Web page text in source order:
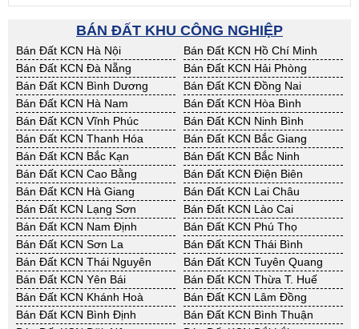
BÁN ĐẤT KHU CÔNG NGHIỆP
Bán Đất KCN Hà Nội
Bán Đất KCN Hồ Chí Minh
Bán Đất KCN Đà Nẵng
Bán Đất KCN Hải Phòng
Bán Đất KCN Bình Dương
Bán Đất KCN Đồng Nai
Bán Đất KCN Hà Nam
Bán Đất KCN Hòa Bình
Bán Đất KCN Vĩnh Phúc
Bán Đất KCN Ninh Bình
Bán Đất KCN Thanh Hóa
Bán Đất KCN Bắc Giang
Bán Đất KCN Bắc Kạn
Bán Đất KCN Bắc Ninh
Bán Đất KCN Cao Bằng
Bán Đất KCN Điện Biên
Bán Đất KCN Hà Giang
Bán Đất KCN Lai Châu
Bán Đất KCN Lạng Sơn
Bán Đất KCN Lào Cai
Bán Đất KCN Nam Định
Bán Đất KCN Phú Thọ
Bán Đất KCN Sơn La
Bán Đất KCN Thái Bình
Bán Đất KCN Thái Nguyên
Bán Đất KCN Tuyên Quang
Bán Đất KCN Yên Bái
Bán Đất KCN Thừa T. Huế
Bán Đất KCN Khánh Hoà
Bán Đất KCN Lâm Đồng
Bán Đất KCN Bình Định
Bán Đất KCN Bình Thuận